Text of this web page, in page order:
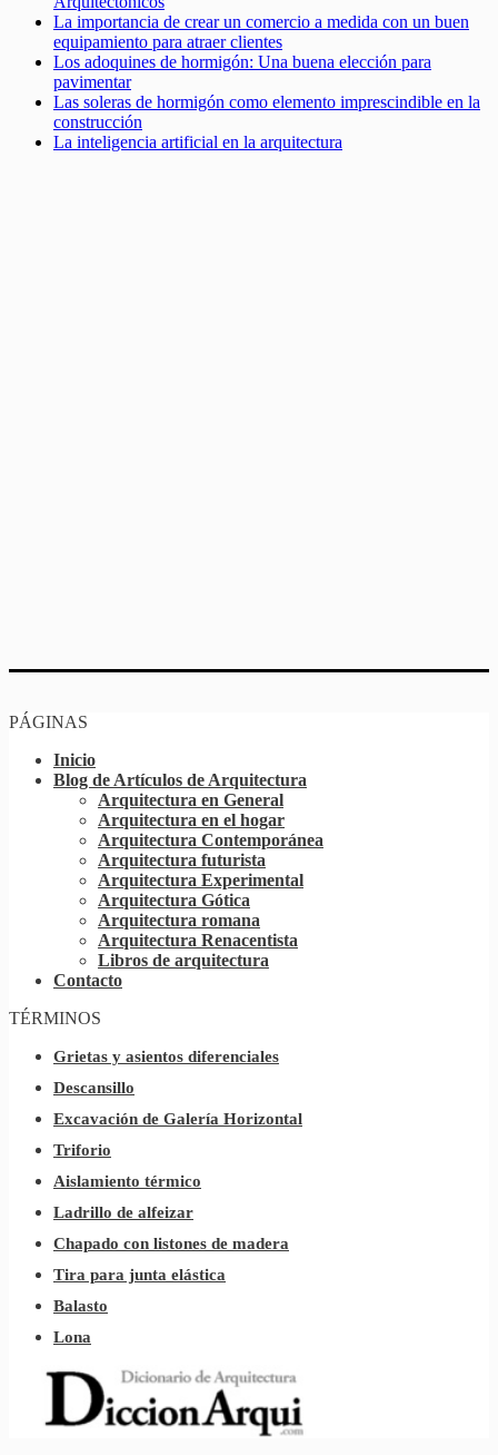
La importancia de crear un comercio a medida con un buen
equipamiento para atraer clientes
Los adoquines de hormigón: Una buena elección para
pavimentar
Las soleras de hormigón como elemento imprescindible en la
construcción
La inteligencia artificial en la arquitectura
PÁGINAS
Inicio
Blog de Artículos de Arquitectura
Arquitectura en General
Arquitectura en el hogar
Arquitectura Contemporánea
Arquitectura futurista
Arquitectura Experimental
Arquitectura Gótica
Arquitectura romana
Arquitectura Renacentista
Libros de arquitectura
Contacto
TÉRMINOS
Grietas y asientos diferenciales
Descansillo
Excavación de Galería Horizontal
Triforio
Aislamiento térmico
Ladrillo de alfeizar
Chapado con listones de madera
Tira para junta elástica
Balasto
Lona